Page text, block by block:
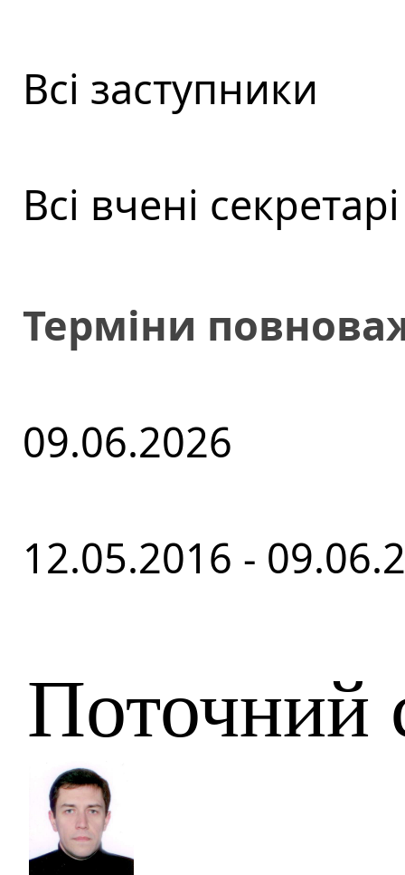
Всі заступники
Всі вчені секретарі
Терміни
09.06.2026
12.05.2016 -
Поточний